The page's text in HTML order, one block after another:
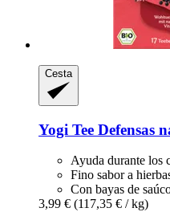
Cesta
Yogi Tee Defensas
Ayuda durante los
Fino sabor a
Con bayas de
3,99 € (117,35 € / kg)